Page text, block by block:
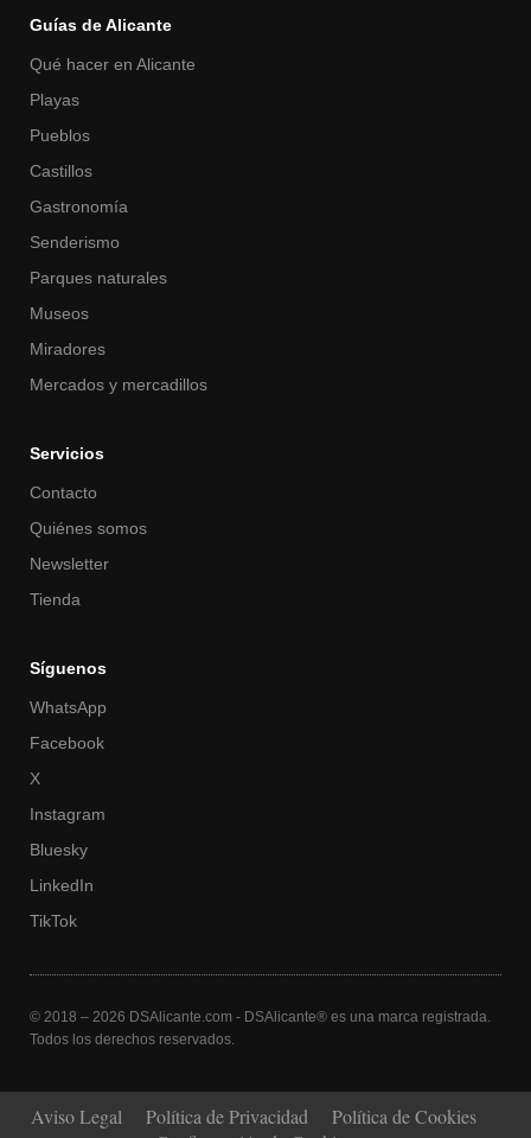
Guías de Alicante
Qué hacer en Alicante
Playas
Pueblos
Castillos
Gastronomía
Senderismo
Parques naturales
Museos
Miradores
Mercados y mercadillos
Servicios
Contacto
Quiénes somos
Newsletter
Tienda
Síguenos
WhatsApp
Facebook
X
Instagram
Bluesky
LinkedIn
TikTok
© 2018 – 2026 DSAlicante.com - DSAlicante® es una marca registrada.
Todos los derechos reservados.
Aviso Legal Política de Privacidad
Política de Cookies